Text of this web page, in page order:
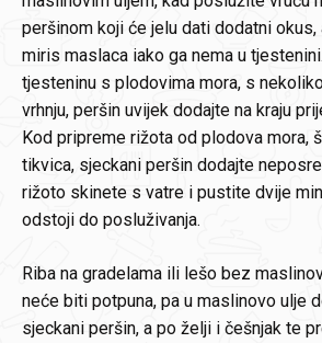
peršinom koji će jelu dati dodatni
miris maslaca iako ga nema u
tjesteninu s plodovima mora, s
vrhnju, peršin uvijek dodajte na kraju
Kod pripreme rižota od plodova mora,
tikvica, sjeckani peršin dodajte
rižoto skinete s vatre i pustite dvije
odstoji do posluživanja.
Riba na gradelama ili lešo bez
neće biti potpuna, pa u maslinovo ulje
sjeckani peršin, a po želji i češnjak te